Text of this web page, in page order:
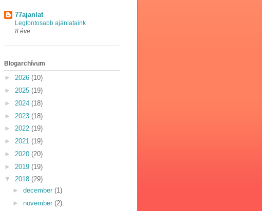
77ajanlat
Legfontosabb ajánlataink
8 éve
Blogarchívum
► 2026 (10)
► 2025 (19)
► 2024 (18)
► 2023 (18)
► 2022 (19)
► 2021 (19)
► 2020 (20)
► 2019 (19)
▼ 2018 (29)
► december (1)
► november (2)